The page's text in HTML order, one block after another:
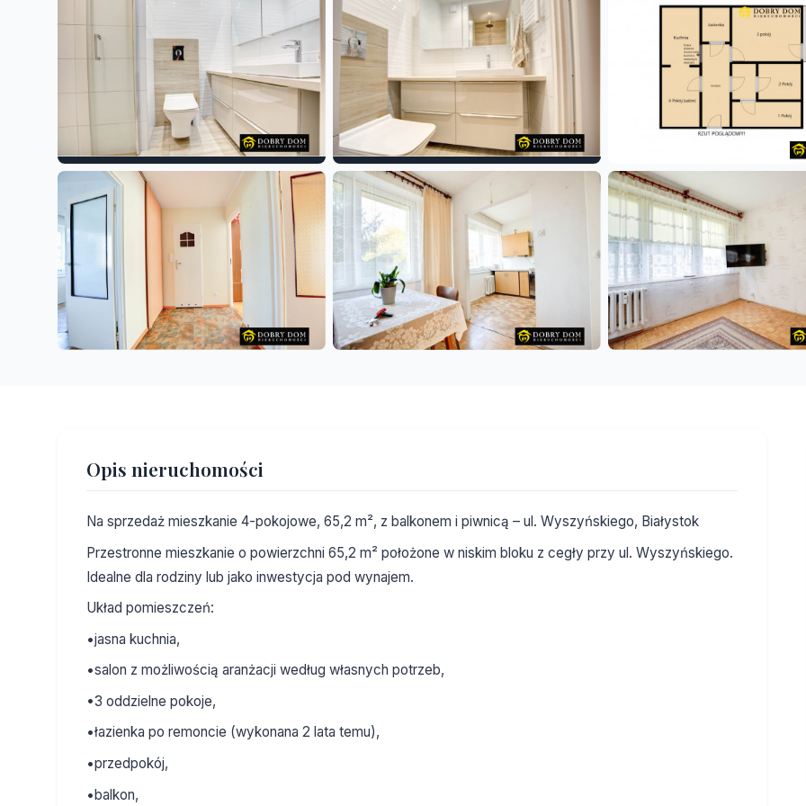
Opis nieruchomości
Na sprzedaż mieszkanie 4-pokojowe, 65,2 m², z balkonem i piwnicą – ul. Wyszyńskiego, Białystok
Przestronne mieszkanie o powierzchni 65,2 m² położone w niskim bloku z cegły przy ul. Wyszyńskiego.
Idealne dla rodziny lub jako inwestycja pod wynajem.
Układ pomieszczeń:
•jasna kuchnia,
•salon z możliwością aranżacji według własnych potrzeb,
•3 oddzielne pokoje,
•łazienka po remoncie (wykonana 2 lata temu),
•przedpokój,
•balkon,